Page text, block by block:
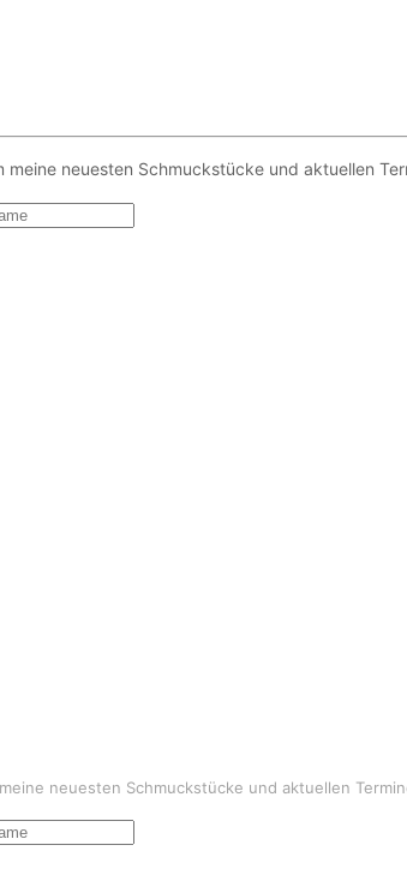
neuesten Schmuckstücke und aktuellen
neuesten Schmuckstücke und aktuellen